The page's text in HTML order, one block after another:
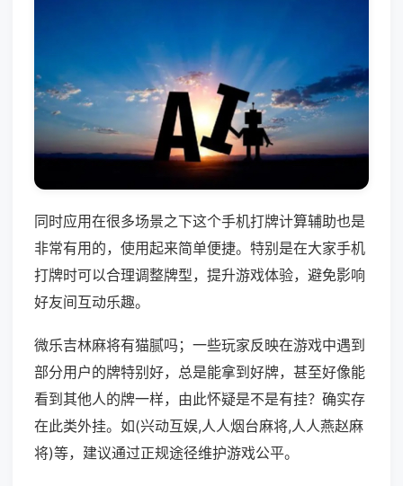
同时应用在很多场景之下这个手机打牌计算辅助也是
非常有用的，使用起来简单便捷。特别是在大家手机
打牌时可以合理调整牌型，提升游戏体验，避免影响
好友间互动乐趣。
微乐吉林麻将有猫腻吗；一些玩家反映在游戏中遇到
部分用户的牌特别好，总是能拿到好牌，甚至好像能
看到其他人的牌一样，由此怀疑是不是有挂？确实存
在此类外挂。如(兴动互娱,人人烟台麻将,人人燕赵麻
将)等，建议通过正规途径维护游戏公平。